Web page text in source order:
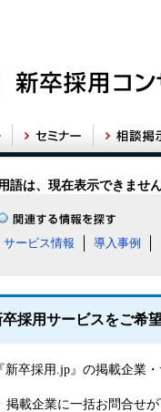
語は、現在表示できませ
サービス情報 導入事例
卒採用サービスをご希
『新卒採用.jp』の掲載企業
掲載企業に一括お問合せ